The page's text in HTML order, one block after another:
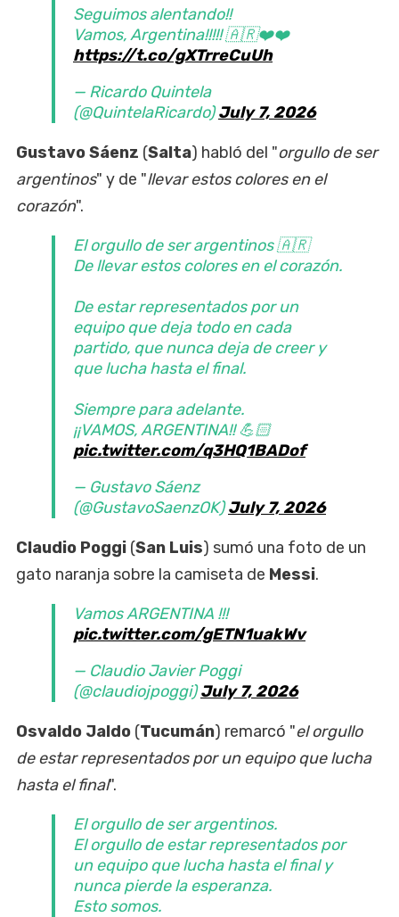
Seguimos alentando!!
Vamos, Argentina!!!!! 🇦🇷❤️❤️
https://t.co/gXTrreCuUh
— Ricardo Quintela
(@QuintelaRicardo)July 7, 2026
Gustavo Sáenz (Salta) habló del "orgullo de ser
argentinos" y de "llevar estos colores en el
corazón".
El orgullo de ser argentinos 🇦🇷
De llevar estos colores en el corazón.
De estar representados por un
equipo que deja todo en cada
partido, que nunca deja de creer y
que lucha hasta el final.
Siempre para adelante.
¡¡VAMOS, ARGENTINA!! 💪🏻
pic.twitter.com/q3HQ1BADof
— Gustavo Sáenz
(@GustavoSaenzOK)July 7, 2026
Claudio Poggi (San Luis) sumó una foto de un
gato naranja sobre la camiseta de Messi.
Vamos ARGENTINA !!!
pic.twitter.com/gETN1uakWv
— Claudio Javier Poggi
(@claudiojpoggi)July 7, 2026
Osvaldo Jaldo (Tucumán) remarcó "el orgullo
de estar representados por un equipo que lucha
hasta el final".
El orgullo de ser argentinos.
El orgullo de estar representados por
un equipo que lucha hasta el final y
nunca pierde la esperanza.
Esto somos.